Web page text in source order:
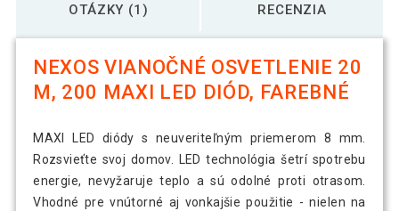
OTÁZKY (1) RECENZIA
NEXOS VIANOČNÉ OSVETLENIE 20
M, 200 MAXI LED DIÓD, FAREBNÉ
MAXI LED diódy s neuveriteľným priemerom 8 mm.
Rozsvieťte svoj domov. LED technológia šetrí spotrebu
energie, nevyžaruje teplo a sú odolné proti otrasom.
Vhodné pre vnútorné aj vonkajšie použitie - nielen na